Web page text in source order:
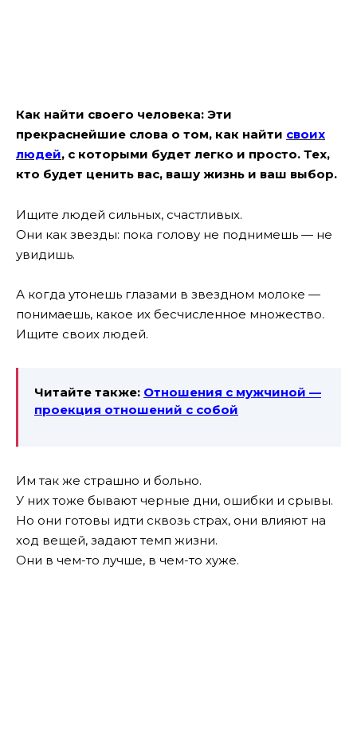
Как найти своего человека: Эти
прекраснейшие слова о том, как найти своих
людей, с которыми будет легко и просто. Тех,
кто будет ценить вас, вашу жизнь и ваш выбор.
Ищите людей сильных, счастливых.
Они как звезды: пока голову не поднимешь — не
увидишь.
А когда утонешь глазами в звездном молоке —
понимаешь, какое их бесчисленное множество.
Ищите своих людей.
Читайте также: Отношения с мужчиной —
проекция отношений с собой
Им так же страшно и больно.
У них тоже бывают черные дни, ошибки и срывы.
Но они готовы идти сквозь страх, они влияют на
ход вещей, задают темп жизни.
Они в чем-то лучше, в чем-то хуже.